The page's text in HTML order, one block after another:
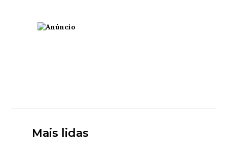
Mais lidas